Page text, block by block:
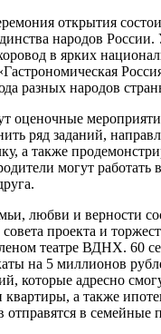
открытия
народов
в ярких
разных народов
оценочные
ряд заданий,
а также
могут работать
любви и верности
проекта и
театре ВДНХ. 60
на 5 миллионов
которые адресно
а также
отправятся в семейные